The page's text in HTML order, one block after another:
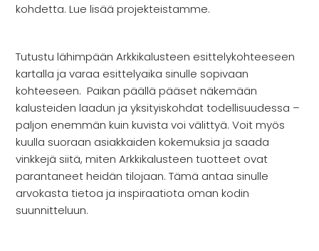
RATKAISUT
Keittiöt
Kylpyhuoneet
Eteiset
Kodinhoitohuoneet
Makuuhuoneet
INSPIRAATIO
kohdetta. Lue lisää projekteistamme.
Tutustu lähimpään Arkkikalusteen esittelykohteeseen
kartalla ja varaa esittelyaika sinulle sopivaan
kohteeseen. Paikan päällä pääset näkemään
kalusteiden laadun ja yksityiskohdat todellisuudessa –
paljon enemmän kuin kuvista voi välittyä. Voit myös
kuulla suoraan asiakkaiden kokemuksia ja saada
vinkkejä siitä, miten Arkkikalusteen tuotteet ovat
parantaneet heidän tilojaan. Tämä antaa sinulle
arvokasta tietoa ja inspiraatiota oman kodin
suunnitteluun.